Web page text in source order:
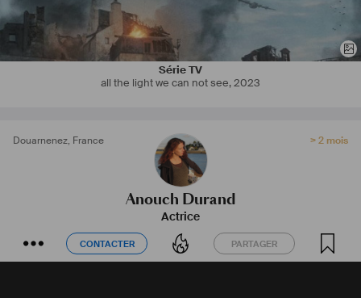
Série TV
all the light we can not see,2023
Douarnenez, France > 2 mois
Anouch Durand
Actrice
CONTACTER PARTAGER
CONTACTER PARTAGER